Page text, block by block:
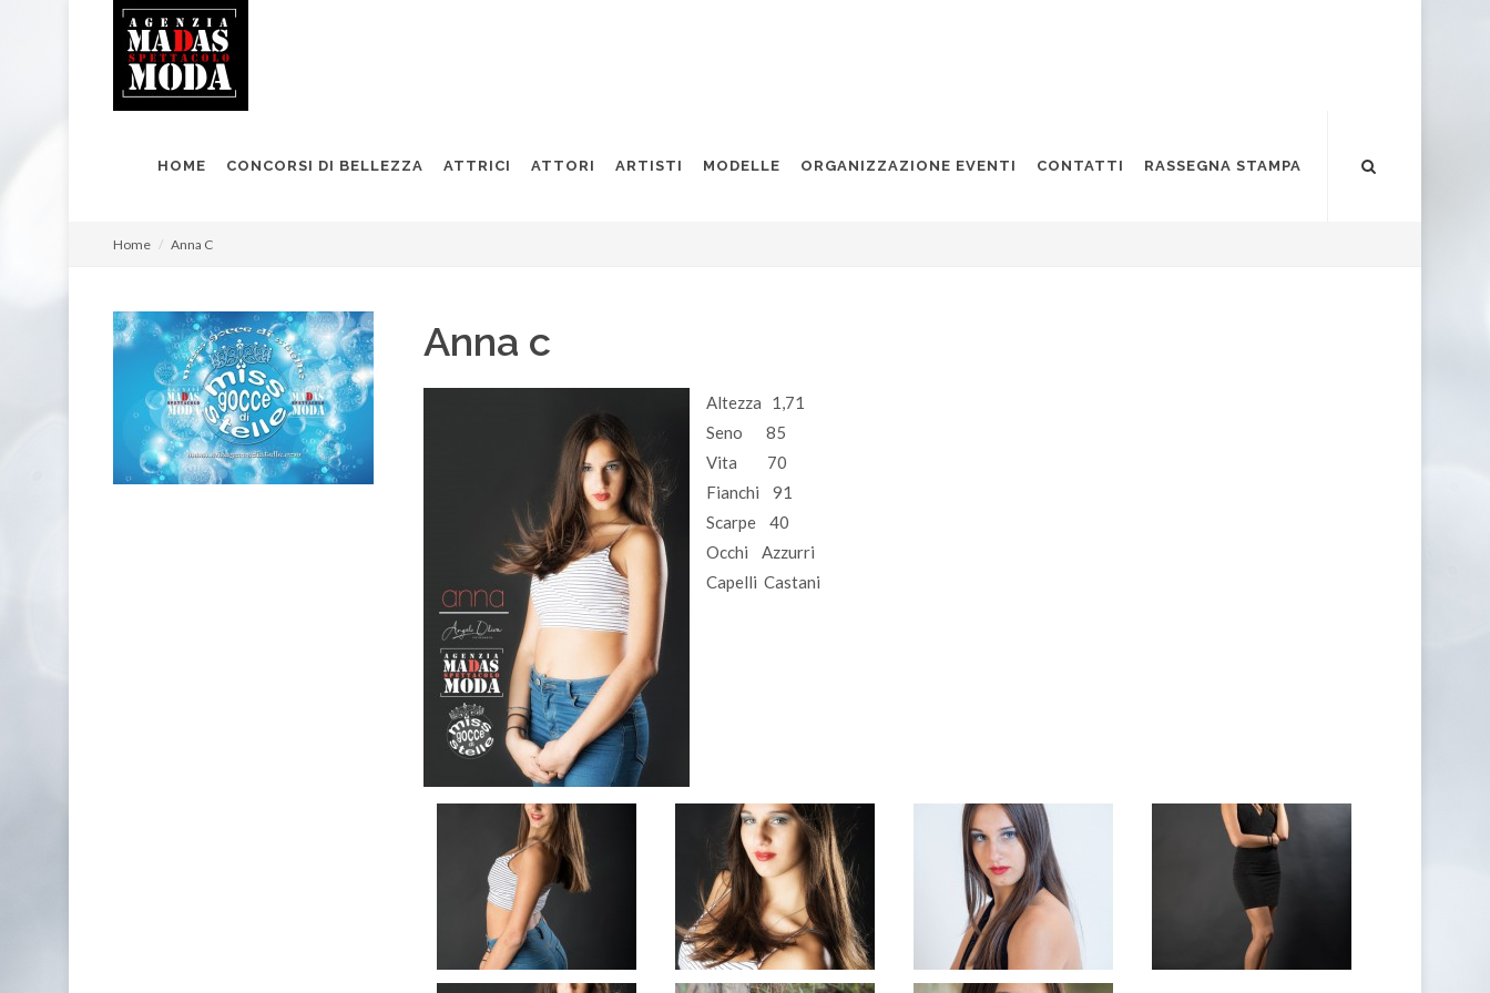
HOME CONCORSI DI BELLEZZA ATTRICI ATTORI ARTISTI MODELLE ORGANIZZAZIONE EVENTI CONTATTI RASSEGNA STAMPA
Home Anna C
Anna c
Altezza 1,71
Seno 85
Vita 70
Fianchi 91
Scarpe 40
Occhi Azzurri
Capelli Castani